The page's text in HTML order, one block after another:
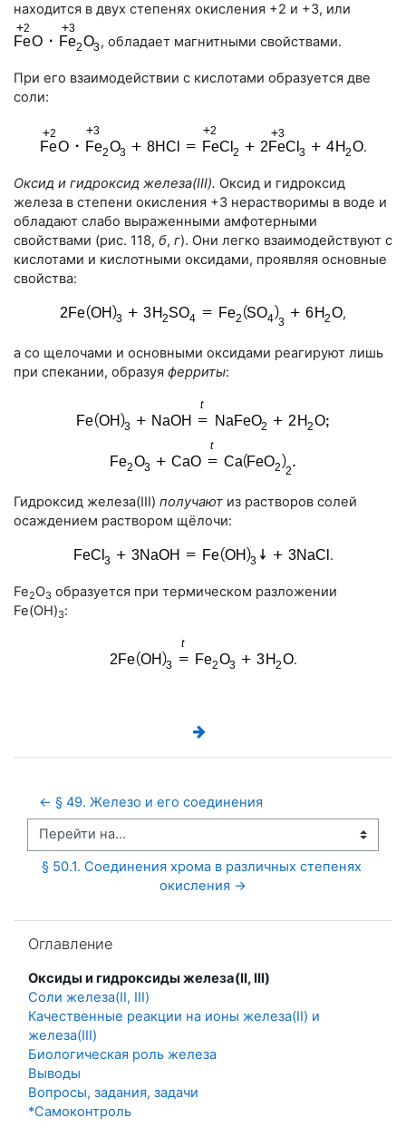
находится в двух степенях окисления +2 и +3, или
, обладает магнитными свойствами.
При его взаимодействии с кислотами образуется две
соли:
.
Оксид и гидроксид железа(III). Оксид и гидроксид
железа в степени окисления +3 нерастворимы в воде и
обладают слабо выраженными амфотерными
свойствами (рис. 118, б, г). Они легко взаимодействуют с
кислотами и кислотными оксидами, проявляя основные
свойства:
,
а со щелочами и основными оксидами реагируют лишь
при спекании, образуя ферриты:
Гидроксид железа(III) получают из растворов солей
осаждением раствором щёлочи:
.
Fe2О3 образуется при термическом разложении
Fe(OH)3:
.
← § 49. Железо и его соединения
Перейти на...
§ 50.1. Соединения хрома в различных степенях
окисления →
Оглавление
Оксиды и гидроксиды железа(II, III)
Соли железа(II, III)
Качественные реакции на ионы железа(II) и
железа(III)
Биологическая роль железа
Выводы
Вопросы, задания, задачи
*Самоконтроль